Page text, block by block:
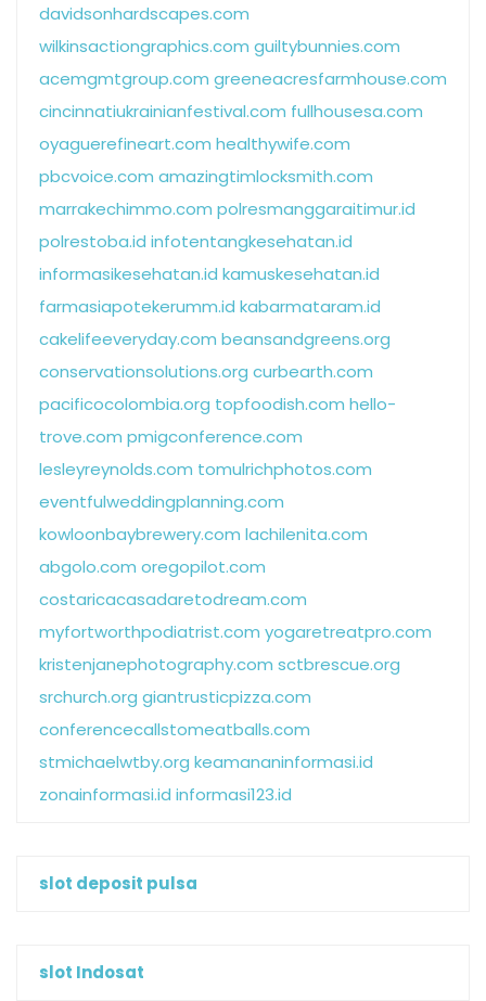
davidsonhardscapes.com
wilkinsactiongraphics.com guiltybunnies.com
acemgmtgroup.com greeneacresfarmhouse.com
cincinnatiukrainianfestival.com fullhousesa.com
oyaguerefineart.com healthywife.com
pbcvoice.com amazingtimlocksmith.com
marrakechimmo.com polresmanggaraitimur.id
polrestoba.id infotentangkesehatan.id
informasikesehatan.id kamuskesehatan.id
farmasiapotekerumm.id kabarmataram.id
cakelifeeveryday.com beansandgreens.org
conservationsolutions.org curbearth.com
pacificocolombia.org topfoodish.com hello-
trove.com pmigconference.com
lesleyreynolds.com tomulrichphotos.com
eventfulweddingplanning.com
kowloonbaybrewery.com lachilenita.com
abgolo.com oregopilot.com
costaricacasadaretodream.com
myfortworthpodiatrist.com yogaretreatpro.com
kristenjanephotography.com sctbrescue.org
srchurch.org giantrusticpizza.com
conferencecallstomeatballs.com
stmichaelwtby.org keamananinformasi.id
zonainformasi.id informasi123.id
slot deposit pulsa
slot Indosat